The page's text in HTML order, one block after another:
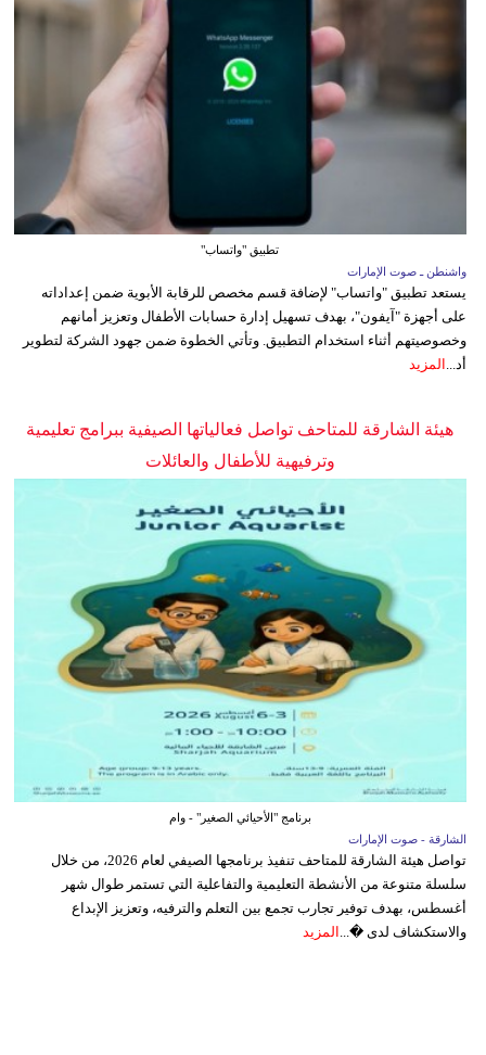
تطبيق "واتساب"
واشنطن ـ صوت الإمارات
يستعد تطبيق "واتساب" لإضافة قسم مخصص للرقابة الأبوية ضمن إعداداته
على أجهزة "آيفون"، بهدف تسهيل إدارة حسابات الأطفال وتعزيز أمانهم
وخصوصيتهم أثناء استخدام التطبيق. وتأتي الخطوة ضمن جهود الشركة لتطوير
أد...
المزيد
هيئة الشارقة للمتاحف تواصل فعالياتها الصيفية ببرامج تعليمية
وترفيهية للأطفال والعائلات
برنامج "الأحيائي الصغير" - وام
الشارقة - صوت الإمارات
تواصل هيئة الشارقة للمتاحف تنفيذ برنامجها الصيفي لعام 2026، من خلال
سلسلة متنوعة من الأنشطة التعليمية والتفاعلية التي تستمر طوال شهر
أغسطس، بهدف توفير تجارب تجمع بين التعلم والترفيه، وتعزيز الإبداع
والاستكشاف لدى �... المزيد